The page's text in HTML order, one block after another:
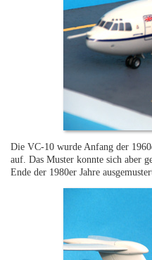
Die VC-10 wurde Anfang der
auf. Das Muster konnte sich aber
Ende der 1980er Jahre